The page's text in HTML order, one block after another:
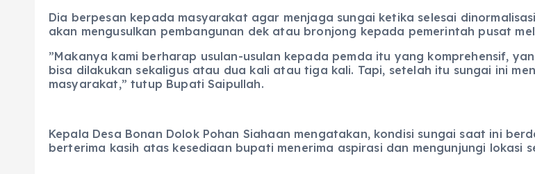
Dia berpesan kepada masyarakat agar menjaga sungai ketika selesai
akan mengusulkan pembangunan dek atau bronjong kepada pemerintah pusat
​”Makanya kami berharap usulan-usulan kepada pemda itu yang komprehensif,
bisa dilakukan sekaligus atau dua kali atau tiga kali. Tapi, setelah itu sungai ini
masyarakat,” tutup Bupati Saipullah.
Kepala Desa Bonan Dolok Pohan Siahaan mengatakan, kondisi sungai saat ini
berterima kasih atas kesediaan bupati menerima aspirasi dan mengunjungi lokasi